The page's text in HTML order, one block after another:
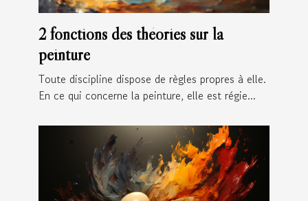
2 fonctions des théories sur la
peinture
Toute discipline dispose de règles propres à elle.
En ce qui concerne la peinture, elle est régie...